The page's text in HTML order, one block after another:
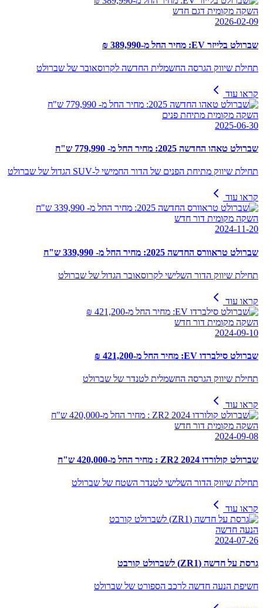
השקה מקומית דגם חדש
2026-02-09
שברולט בלייזר EV: מחיר החל מ-389,990 ₪
תחילת שיווק הגרסה החשמלית החדשה לקרוסאובר של שברולט
קראו עוד
השקה מקומית מתיחת פנים
2025-06-30
שברולט טאהו החדשה 2025: מחיר החל מ- 779,990 ש"ח
תחילת שיווק מתיחת הפנים של הדור החמישי ל-SUV הגדול של שברולט
קראו עוד
השקה מקומית דור חדש
2024-11-20
שברולט טראוורס החדשה 2025: מחיר החל מ- 339,990 ש"ח
תחילת שיווק הדור השלישי לקרוסאובר הגדול של שברולט
קראו עוד
השקה מקומית דור חדש
2024-09-10
שברולט סילברדו EV: מחיר החל מ-421,200 ₪
תחילת שיווק הגרסה החשמלית לטנדר של שברולט
קראו עוד
השקה מקומית דור חדש
2024-09-08
שברולט קולורדו ZR2 2024 : מחיר החל מ-420,000 ש"ח
תחילת שיווק הדור השלישי לטנדר השטח של שברולט
קראו עוד
הנעה חדשה
2024-07-26
גרסת על חדשה (ZR1) לשברולט קורבט
חשיפת הנעה חדשה לרכב הספורט של שברולט